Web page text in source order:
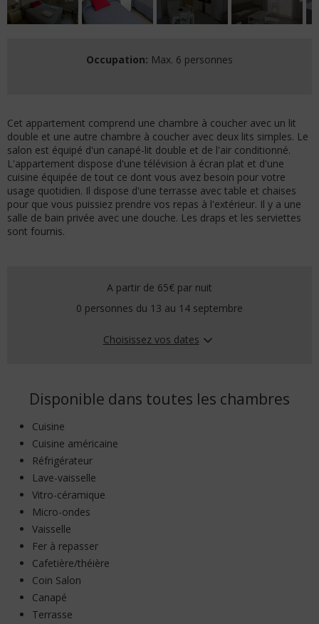
Occupation: Max. 6 personnes
Cet appartement comprend une chambre à coucher avec un lit
double et une autre chambre à coucher avec deux lits simples. Le
salon est équipé d'un canapé-lit double et de l'air conditionné.
L'appartement dispose d'une télévision à écran plat et d'une
cuisine équipée de tout ce dont vous avez besoin pour votre
usage quotidien. Il dispose d'une terrasse avec table et chaises
pour que vous puissiez prendre vos repas à l'extérieur. Il y a une
salle de bain privée avec une douche. Les draps et les serviettes
sont fournis.
A partir de 65€ par nuit
0 personnes du 13 au 14 septembre
Choisissez vos dates
Disponible dans toutes les chambres
Cuisine
Cuisine américaine
Réfrigérateur
Lave-vaisselle
Vitro-céramique
Micro-ondes
Vaisselle
Fer à repasser
Cafetière/théière
Coin Salon
Canapé
Terrasse